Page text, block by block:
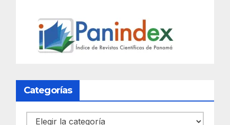
Categorías
Categorías